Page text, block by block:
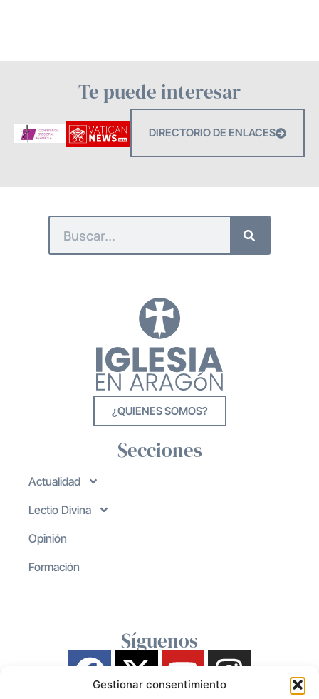
Gestionar consentimiento
Te puede interesar
DIRECTORIO DE ENLACES
¿QUIENES SOMOS?
Secciones
Actualidad
Lectio Divina
Opinión
Formación
Síguenos